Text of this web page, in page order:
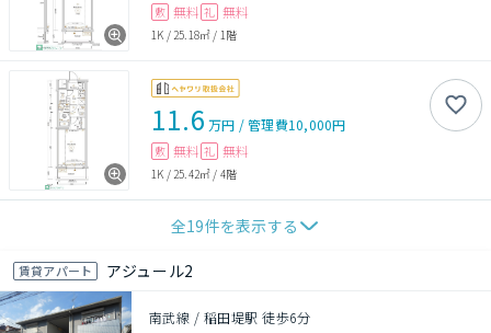
敷 無料 礼 無料
1K /25.18㎡ / 1階
11.6 万円 /管理費10,000円
敷 無料 礼 無料
1K /25.42㎡ / 4階
全19件を表示する
賃貸アパート アジュール2
南武線 / 稲田堤駅 徒歩6分